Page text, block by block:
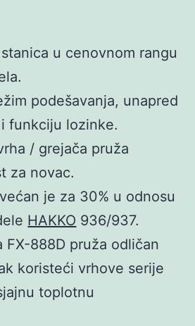
u cenovnom rangu
podešavanja, unapred
funkciju lozinke.
/ grejača pruža
za novac.
je za 30% u odnosu
HAKKO 936/937.
FX-888D pruža odličan
koristeći vrhove serije
toplotnu